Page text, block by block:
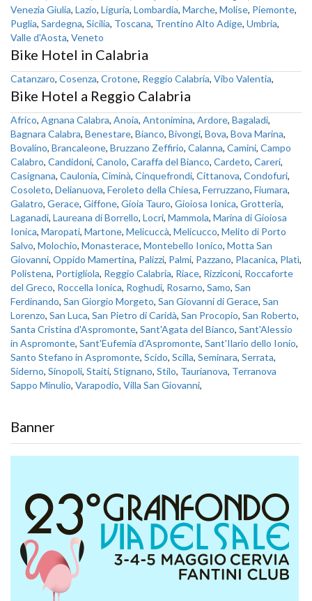
Venezia Giulia, Lazio, Liguria, Lombardia, Marche, Molise, Piemonte,
Puglia, Sardegna, Sicilia, Toscana, Trentino Alto Adige, Umbria,
Valle d'Aosta, Veneto
Bike Hotel in Calabria
Catanzaro, Cosenza, Crotone, Reggio Calabria, Vibo Valentia,
Bike Hotel a Reggio Calabria
Africo, Agnana Calabra, Anoia, Antonimina, Ardore, Bagaladi,
Bagnara Calabra, Benestare, Bianco, Bivongi, Bova, Bova Marina,
Bovalino, Brancaleone, Bruzzano Zeffirio, Calanna, Camini, Campo
Calabro, Candidoni, Canolo, Caraffa del Bianco, Cardeto, Careri,
Casignana, Caulonia, Ciminà, Cinquefrondi, Cittanova, Condofuri,
Cosoleto, Delianuova, Feroleto della Chiesa, Ferruzzano, Fiumara,
Galatro, Gerace, Giffone, Gioia Tauro, Gioiosa Ionica, Grotteria,
Laganadi, Laureana di Borrello, Locri, Mammola, Marina di Gioiosa
Ionica, Maropati, Martone, Melicuccà, Melicucco, Melito di Porto
Salvo, Molochio, Monasterace, Montebello Ionico, Motta San
Giovanni, Oppido Mamertina, Palizzi, Palmi, Pazzano, Placanica, Platì,
Polistena, Portigliola, Reggio Calabria, Riace, Rizziconi, Roccaforte
del Greco, Roccella Ionica, Roghudi, Rosarno, Samo, San
Ferdinando, San Giorgio Morgeto, San Giovanni di Gerace, San
Lorenzo, San Luca, San Pietro di Caridà, San Procopio, San Roberto,
Santa Cristina d'Aspromonte, Sant'Agata del Bianco, Sant'Alessio
in Aspromonte, Sant'Eufemia d'Aspromonte, Sant'Ilario dello Ionio,
Santo Stefano in Aspromonte, Scido, Scilla, Seminara, Serrata,
Siderno, Sinopoli, Staiti, Stignano, Stilo, Taurianova, Terranova
Sappo Minulio, Varapodio, Villa San Giovanni,
Banner